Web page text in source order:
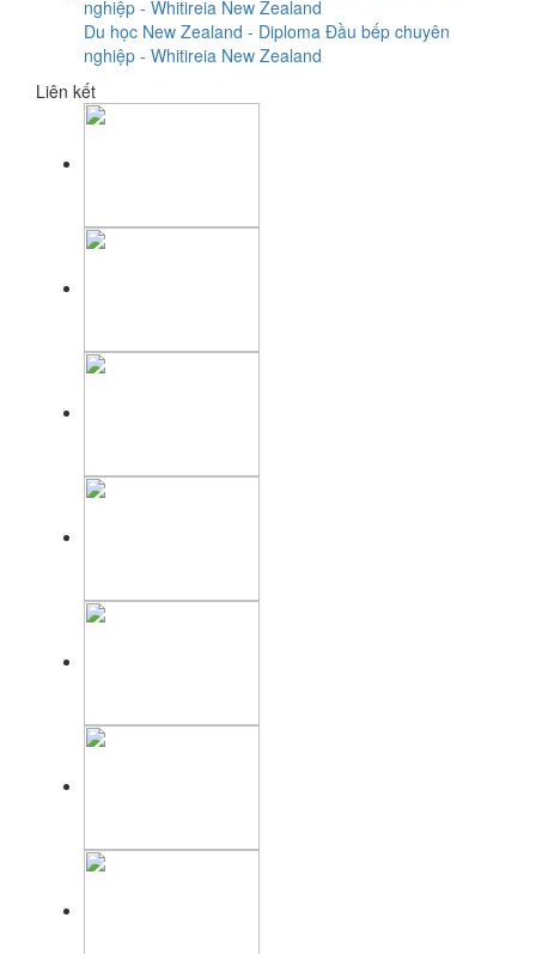
Du học New Zealand - Diploma Đầu bếp chuyên
nghiệp - Whitireia New Zealand
Liên kết